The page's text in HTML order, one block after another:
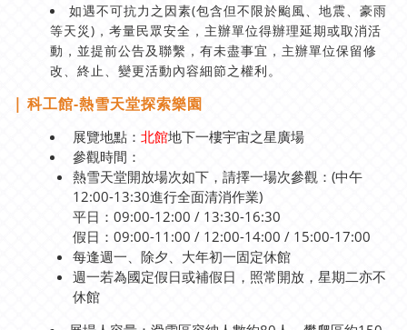
如遇不可抗力之因素(包含但不限於颱風、地震、豪雨
等天災)，考量民眾安全，主辦單位得辦理延期或取消活
動，並提前公告及聯繫，有未盡事宜，主辦單位保留修
改、終止、變更活動內容細節之權利。
| 科工館-熱雪天堂探索樂園
展覽地點： 北館地下一樓宇宙之星廣場
參觀時間：
熱雪天堂開放場次如下，請擇一場次參觀：(中午
12:00-13:30進行全面清消作業)
平日：09:00-12:00 / 13:30-16:30
假日：09:00-11:00 / 12:00-14:00 / 15:00-17:00
每逢週一、除夕、大年初一固定休館
週一若為國定假日或補假日，照常開放，星期二亦不
休館